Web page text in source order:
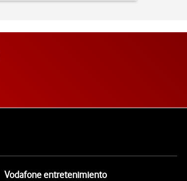
Vodafone entretenimiento